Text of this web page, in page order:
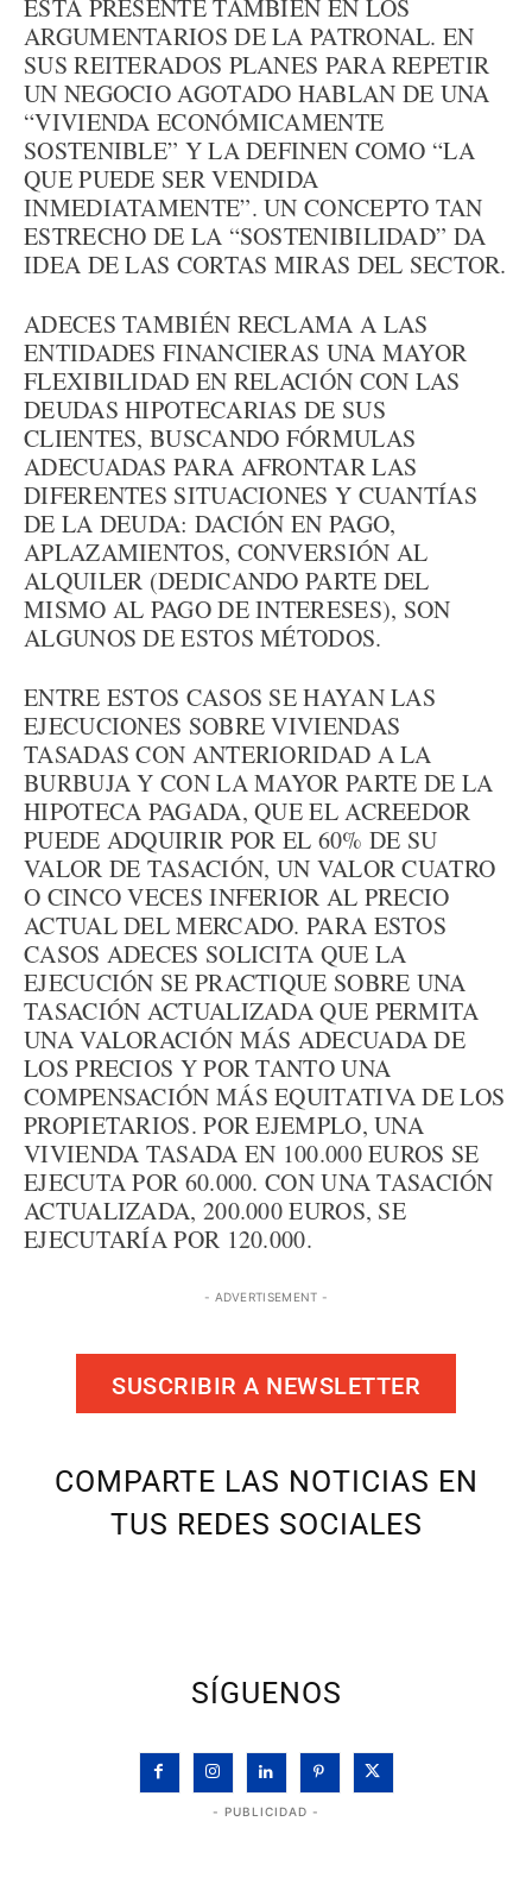
ESTÁ PRESENTE TAMBIÉN EN LOS
ARGUMENTARIOS DE LA PATRONAL. EN
SUS REITERADOS PLANES PARA REPETIR
UN NEGOCIO AGOTADO HABLAN DE UNA
“VIVIENDA ECONÓMICAMENTE
SOSTENIBLE” Y LA DEFINEN COMO “LA
QUE PUEDE SER VENDIDA
INMEDIATAMENTE”. UN CONCEPTO TAN
ESTRECHO DE LA “SOSTENIBILIDAD” DA
IDEA DE LAS CORTAS MIRAS DEL SECTOR.
ADECES TAMBIÉN RECLAMA A LAS
ENTIDADES FINANCIERAS UNA MAYOR
FLEXIBILIDAD EN RELACIÓN CON LAS
DEUDAS HIPOTECARIAS DE SUS
CLIENTES, BUSCANDO FÓRMULAS
ADECUADAS PARA AFRONTAR LAS
DIFERENTES SITUACIONES Y CUANTÍAS
DE LA DEUDA: DACIÓN EN PAGO,
APLAZAMIENTOS, CONVERSIÓN AL
ALQUILER (DEDICANDO PARTE DEL
MISMO AL PAGO DE INTERESES), SON
ALGUNOS DE ESTOS MÉTODOS.
ENTRE ESTOS CASOS SE HAYAN LAS
EJECUCIONES SOBRE VIVIENDAS
TASADAS CON ANTERIORIDAD A LA
BURBUJA Y CON LA MAYOR PARTE DE LA
HIPOTECA PAGADA, QUE EL ACREEDOR
PUEDE ADQUIRIR POR EL 60% DE SU
VALOR DE TASACIÓN, UN VALOR CUATRO
O CINCO VECES INFERIOR AL PRECIO
ACTUAL DEL MERCADO. PARA ESTOS
CASOS ADECES SOLICITA QUE LA
EJECUCIÓN SE PRACTIQUE SOBRE UNA
TASACIÓN ACTUALIZADA QUE PERMITA
UNA VALORACIÓN MÁS ADECUADA DE
LOS PRECIOS Y POR TANTO UNA
COMPENSACIÓN MÁS EQUITATIVA DE LOS
PROPIETARIOS. POR EJEMPLO, UNA
VIVIENDA TASADA EN 100.000 EUROS SE
EJECUTA POR 60.000. CON UNA TASACIÓN
ACTUALIZADA, 200.000 EUROS, SE
EJECUTARÍA POR 120.000.
- ADVERTISEMENT -
SUSCRIBIR A NEWSLETTER
COMPARTE LAS NOTICIAS EN
TUS REDES SOCIALES
SÍGUENOS
- PUBLICIDAD -